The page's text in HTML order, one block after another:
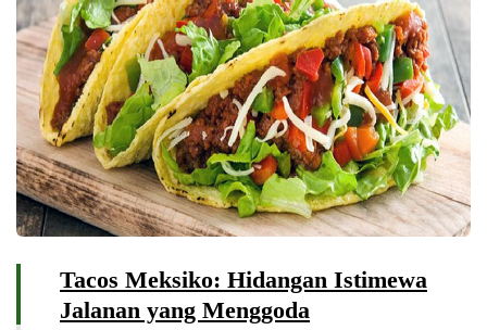
Tacos Meksiko: Hidangan Istimewa
Jalanan yang Menggoda